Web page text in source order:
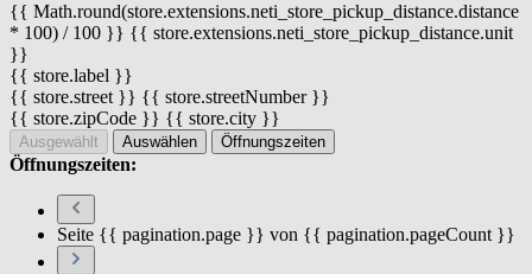
{{ Math.round(store.extensions.neti_store_pickup_distance.distance
* 100) / 100 }} {{ store.extensions.neti_store_pickup_distance.unit
}}
{{ store.label }}
{{ store.street }} {{ store.streetNumber }}
{{ store.zipCode }} {{ store.city }}
Ausgewählt Auswählen Öffnungszeiten
Öffnungszeiten:
Seite {{ pagination.page }} von {{ pagination.pageCount }}